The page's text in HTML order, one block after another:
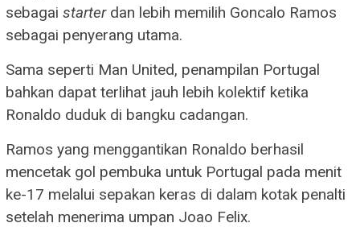
sebagai starterdan lebih memilih Goncalo Ramos
sebagai penyerang utama.
Sama seperti Man United, penampilan Portugal
bahkan dapat terlihat jauh lebih kolektif ketika
Ronaldo duduk di bangku cadangan.
Ramos yang menggantikan Ronaldo berhasil
mencetak gol pembuka untuk Portugal pada menit
ke-17 melalui sepakan keras di dalam kotak penalti
setelah menerima umpan Joao Felix.